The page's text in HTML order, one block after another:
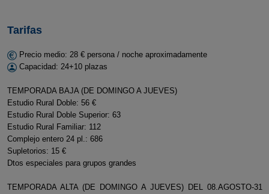
Tarifas
Precio medio: 28 € persona / noche aproximadamente
Capacidad: 24+10 plazas
TEMPORADA BAJA (DE DOMINGO A JUEVES)
Estudio Rural Doble: 56 €
Estudio Rural Doble Superior: 63
Estudio Rural Familiar: 112
Complejo entero 24 pl.: 686
Supletorios: 15 €
Dtos especiales para grupos grandes
TEMPORADA ALTA (DE DOMINGO A JUEVES) DEL 08.AGOSTO-31